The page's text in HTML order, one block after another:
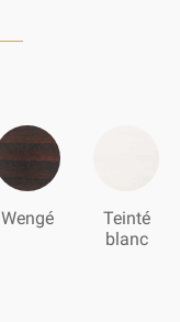
Wengé
Teinté
blanc